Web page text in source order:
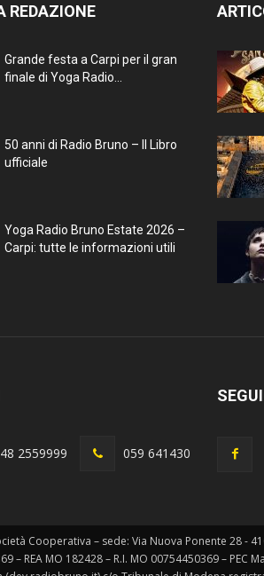
REDAZIONE
Grande festa a Carpi per il gran
finale di Yoga Radio...
50 anni di Radio Bruno – Il Libro
ufficiale
Yoga Radio Bruno Estate 2026 –
Carpi: tutte le informazioni utili
2559999 059 641430
Cooperativa – sede: Via Nuova Ponente 28 -
– REA MO 182428 – R.I. MO 00754450369 – PEC